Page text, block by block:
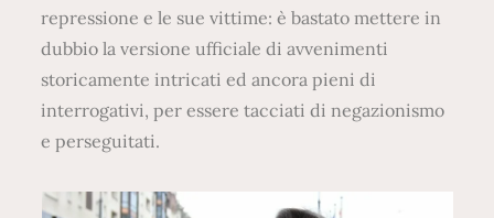
repressione e le sue vittime: è bastato mettere in
dubbio la versione ufficiale di avvenimenti
storicamente intricati ed ancora pieni di
interrogativi, per essere tacciati di negazionismo
e perseguitati.